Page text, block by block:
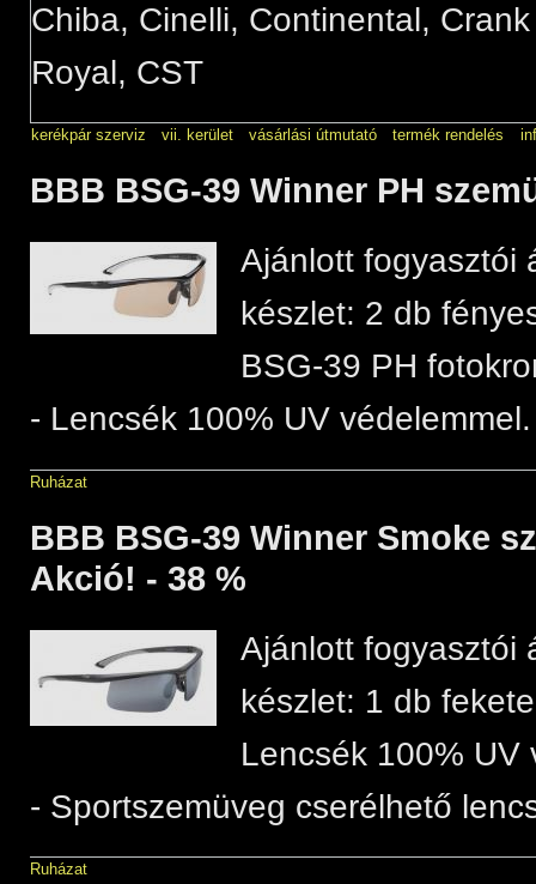
Chiba, Cinelli, Continental,
Royal, CST
kerékpár szerviz vii. kerület vásárlási útmutató termék rendelés
BBB BSG-39 Winner PH
Ajánlott fogyasztói
készlet: 2 db
BSG-39 PH
- Lencsék 100% UV védelemmel.
Ruházat
BBB BSG-39 Winner Smoke
Akció! - 38 %
Ajánlott fogyasztói
készlet: 1 db
Lencsék 100% UV
- Sportszemüveg cserélhető
Ruházat